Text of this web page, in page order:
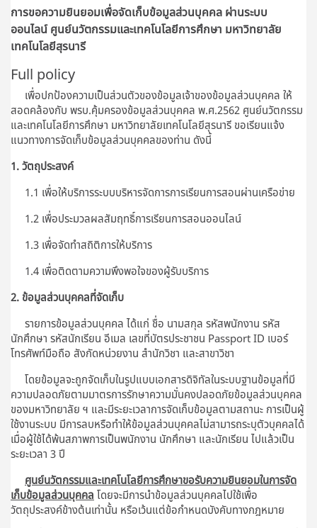
การขอความยินยอมเพื่อจัดเก็บข้อมูลส่วนบุคคล ผ่านระบบ
ออนไลน์ศูนย์นวัตกรรมและเทคโนโลยีการศึกษา มหาวิทยาลัย
เทคโนโลยีสุรนารี
Full policy
เพื่อปกป้องความเป็นส่วนตัวของข้อมูลเจ้าของข้อมูลส่วนบุคคล ให้
สอดคล้องกับ พรบ.คุ้มครองข้อมูลส่วนบุคคล พ.ศ.2562 ศูนย์นวัตกรรม
และเทคโนโลยีการศึกษา มหาวิทยาลัยเทคโนโลยีสุรนารี ขอเรียนแจ้ง
แนวทางการจัดเก็บข้อมูลส่วนบุคคลของท่าน ดังนี้
1. วัตถุประสงค์
1.1 เพื่อให้บริการระบบบริหารจัดการการเรียนการสอนผ่านเครือข่าย
1.2 เพื่อประมวลผลสัมฤทธิ์การเรียนการสอนออนไลน์
1.3 เพื่อจัดทำสถิติการให้บริการ
1.4 เพื่อติดตามความพึงพอใจของผู้รับบริการ
2. ข้อมูลส่วนบุคคลที่จัดเก็บ
รายการข้อมูลส่วนบุคคล ได้แก่ ชื่อ นามสกุล รหัสพนักงาน รหัส
นักศึกษา รหัสนักเรียน อีเมล เลขที่บัตรประชาชน Passport ID เบอร์
โทรศัพท์มือถือ สังกัดหน่วยงาน สำนักวิชา และสาขาวิชา
โดยข้อมูลจะถูกจัดเก็บในรูปแบบเอกสารดิจิทัลในระบบฐานข้อมูลที่มี
ความปลอดภัยตามมาตรการรักษาความมั่นคงปลอดภัยข้อมูลส่วนบุคคล
ของมหาวิทยาลัย ฯ และมีระยะเวลาการจัดเก็บข้อมูลตามสถานะ การเป็นผู้
ใช้งานระบบ มีการลบหรือทำให้ข้อมูลส่วนบุคคลไม่สามารถระบุตัวบุคคลได้
เมื่อผู้ใช้ได้พ้นสภาพการเป็นพนักงาน นักศึกษา และนักเรียน ไปแล้วเป็น
ระยะเวลา 3 ปี
ศูนย์นวัตกรรมและเทคโนโลยีการศึกษาขอรับความยินยอมในการจัด
เก็บข้อมูลส่วนบุคคล โดยจะมีการนำข้อมูลส่วนบุคคลไปใช้เพื่อ
วัตถุประสงค์ข้างต้นเท่านั้น หรือเว้นแต่ข้อกำหนดบังคับทางกฎหมาย